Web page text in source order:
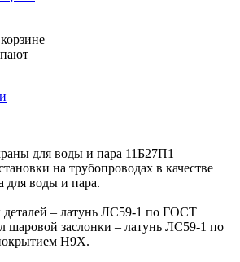
для воды и пара 11Б27П1
на трубопроводах в качестве
для воды и пара.
– латунь ЛС59-1 по ГОСТ
шаровой заслонки – латунь ЛС59-1 по
Н9Х.